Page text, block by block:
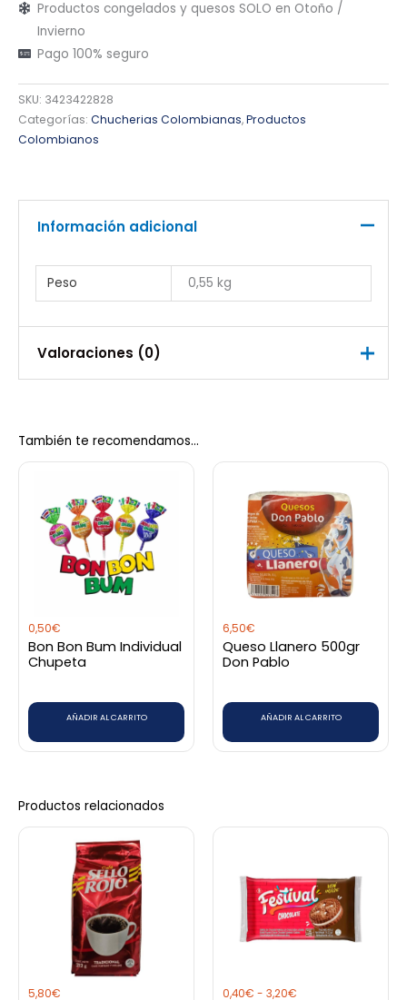
Productos congelados y quesos SOLO en Otoño /
Invierno
Pago 100% seguro
SKU: 3423422828
Categorías: Chucherias Colombianas,Productos
Colombianos
Información adicional
Peso 0,55 kg
Valoraciones (0)
Sé el primero en valorar “Arequipe
Alpina 500g”
Debesaccederpara publicar una valoración.
También te recomendamos…
0,50€
Bon Bon Bum Individual
Chupeta
AÑADIR AL CARRITO
6,50€
Queso Llanero 500gr
Don Pablo
AÑADIR AL CARRITO
Productos relacionados
5,80€ 0,40€ - 3,20€
0,40€
hasta
3,20€
Este
tiene
múltiples
variantes.